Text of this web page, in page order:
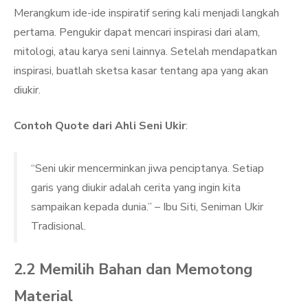
Merangkum ide-ide inspiratif sering kali menjadi langkah
pertama. Pengukir dapat mencari inspirasi dari alam,
mitologi, atau karya seni lainnya. Setelah mendapatkan
inspirasi, buatlah sketsa kasar tentang apa yang akan
diukir.
Contoh Quote dari Ahli Seni Ukir:
“Seni ukir mencerminkan jiwa penciptanya. Setiap
garis yang diukir adalah cerita yang ingin kita
sampaikan kepada dunia.” – Ibu Siti, Seniman Ukir
Tradisional.
2.2 Memilih Bahan dan Memotong
Material